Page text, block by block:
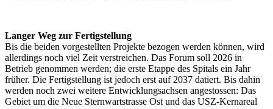
Langer Weg zur Fertigstellung
Bis die beiden vorgestellten Projekte bezogen werden können, wird
allerdings noch viel Zeit verstreichen. Das Forum soll 2026 in
Betrieb genommen werden; die erste Etappe des Spitals ein Jahr
früher. Die Fertigstellung ist jedoch erst auf 2037 datiert. Bis dahin
werden noch zwei weitere Entwicklungsachsen angestossen: Das
Gebiet um die Neue Sternwartstrasse Ost und das USZ-Kernareal